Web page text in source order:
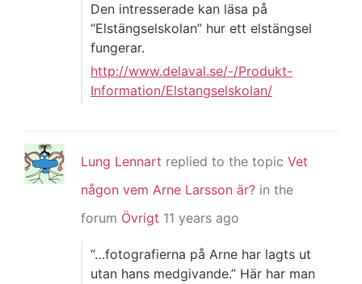
Den intresserade kan läsa på
“Elstängselskolan” hur ett elstängsel
fungerar.
http://www.delaval.se/-/Produkt-
Information/Elstangselskolan/
Lung Lennart replied to the topic Vet
någon vem Arne Larsson är? in the
forum Övrigt 11 years ago
“…fotografierna på Arne har lagts ut
utan hans medgivande.” Här har man